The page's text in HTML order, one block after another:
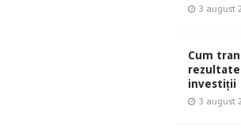
3 august
Cum
investiții
3 august